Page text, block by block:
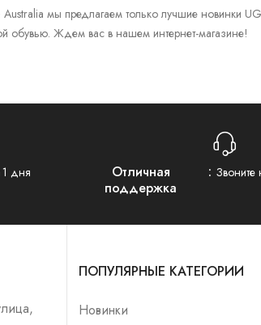
мы предлагаем только лучшие новинки
обувью. Ждем вас в нашем интернет-магазине!
дня
Отличная
поддержка
Звоните
ПОПУЛЯРНЫЕ КАТЕГОРИИ
Новинки